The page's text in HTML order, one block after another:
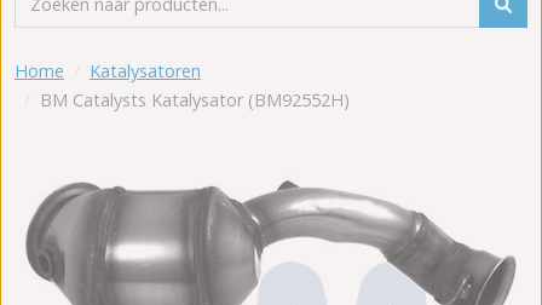
Home
Katalysatoren
BM Catalysts Katalysator (BM92552H)